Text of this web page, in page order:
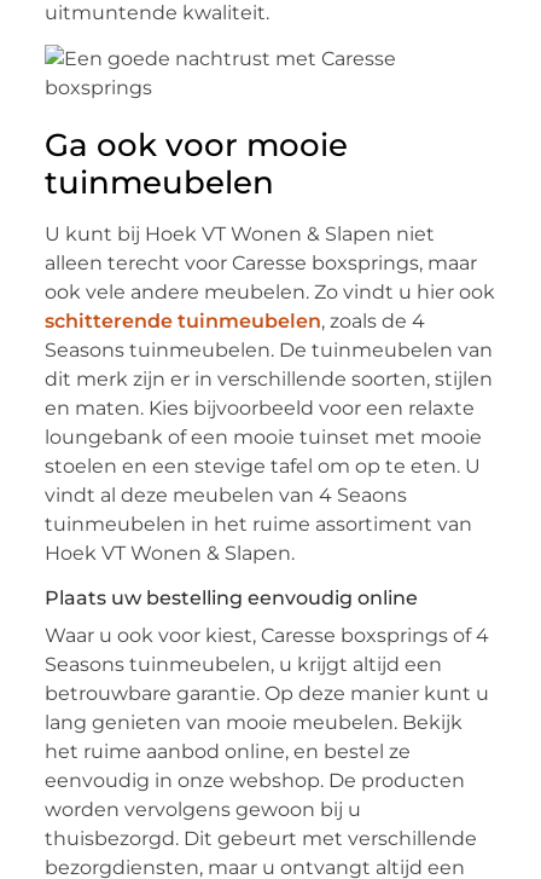
uitmuntende kwaliteit.
Ga ook voor mooie
tuinmeubelen
U kunt bij Hoek VT Wonen & Slapen niet
alleen terecht voor Caresse boxsprings, maar
ook vele andere meubelen. Zo vindt u hier ook
schitterende tuinmeubelen, zoals de 4
Seasons tuinmeubelen. De tuinmeubelen van
dit merk zijn er in verschillende soorten, stijlen
en maten. Kies bijvoorbeeld voor een relaxte
loungebank of een mooie tuinset met mooie
stoelen en een stevige tafel om op te eten. U
vindt al deze meubelen van 4 Seaons
tuinmeubelen in het ruime assortiment van
Hoek VT Wonen & Slapen.
Plaats uw bestelling eenvoudig online
Waar u ook voor kiest, Caresse boxsprings of 4
Seasons tuinmeubelen, u krijgt altijd een
betrouwbare garantie. Op deze manier kunt u
lang genieten van mooie meubelen. Bekijk
het ruime aanbod online, en bestel ze
eenvoudig in onze webshop. De producten
worden vervolgens gewoon bij u
thuisbezorgd. Dit gebeurt met verschillende
bezorgdiensten, maar u ontvangt altijd een